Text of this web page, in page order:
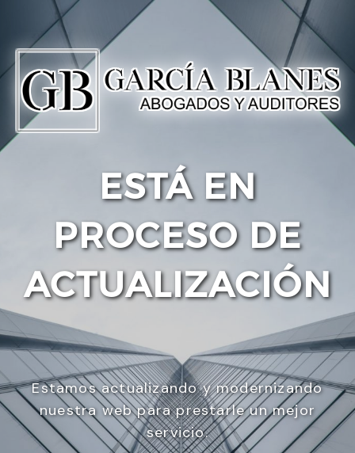
ESTÁ EN
PROCESO DE
ACTUALIZACIÓN
Estamos actualizando y modernizando
nuestra web para prestarle un mejor
servicio.